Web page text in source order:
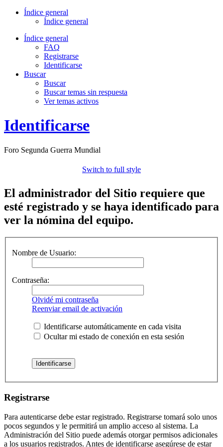
Índice general
Índice general
Índice general
FAQ
Registrarse
Identificarse
Buscar
Buscar
Buscar temas sin respuesta
Ver temas activos
Identificarse
Foro Segunda Guerra Mundial
Switch to full style
El administrador del Sitio requiere que
esté registrado y se haya identificado para
ver la nómina del equipo.
Nombre de Usuario:
Contraseña:
Olvidé mi contraseña
Reenviar email de activación
Identificarse automáticamente en cada visita
Ocultar mi estado de conexión en esta sesión
Registrarse
Para autenticarse debe estar registrado. Registrarse tomará solo unos
pocos segundos y le permitirá un amplio acceso al sistema. La
Administración del Sitio puede además otorgar permisos adicionales
a los usuarios registrados. Antes de identificarse asegúrese de estar